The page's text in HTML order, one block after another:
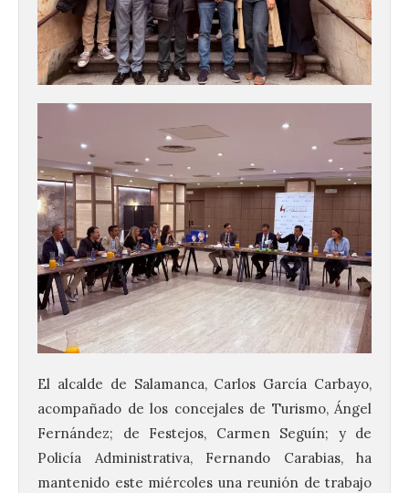
El alcalde de Salamanca, Carlos García Carbayo,
acompañado de los concejales de Turismo, Ángel
Fernández; de Festejos, Carmen Seguín; y de
Policía Administrativa, Fernando Carabias, ha
mantenido este miércoles una reunión de trabajo